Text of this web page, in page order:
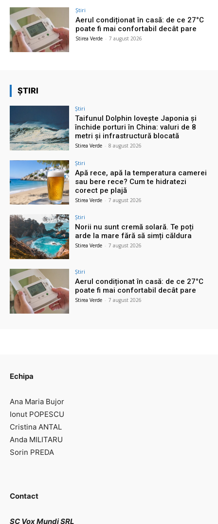
Știri
Aerul condiționat în casă: de ce 27°C
poate fi mai confortabil decât pare
Stirea Verde - 7 august 2026
ȘTIRI
Știri
Taifunul Dolphin lovește Japonia și
închide porturi în China: valuri de 8
metri și infrastructură blocată
Stirea Verde - 8 august 2026
Știri
Apă rece, apă la temperatura camerei
sau bere rece? Cum te hidratezi
corect pe plajă
Stirea Verde - 7 august 2026
Știri
Norii nu sunt cremă solară. Te poți
arde la mare fără să simți căldura
Stirea Verde - 7 august 2026
Știri
Aerul condiționat în casă: de ce 27°C
poate fi mai confortabil decât pare
Stirea Verde - 7 august 2026
Echipa
Ana Maria Bujor
Ionut POPESCU
Cristina ANTAL
Anda MILITARU
Sorin PREDA
Contact
SC Vox Mundi SRL